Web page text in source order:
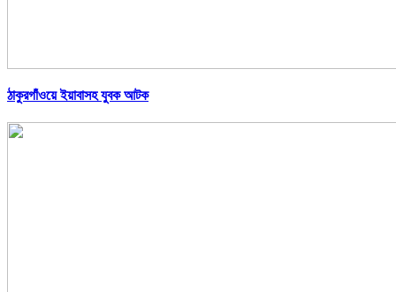
ঠাকুরগাঁওয়ে ইয়াবাসহ যুবক আটক